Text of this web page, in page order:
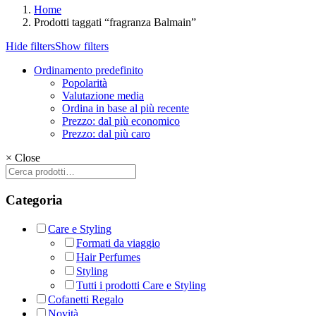
Home
Prodotti taggati “fragranza Balmain”
Hide filtersShow filters
Ordinamento predefinito
Popolarità
Valutazione media
Ordina in base al più recente
Prezzo: dal più economico
Prezzo: dal più caro
× Close
Cerca:
Categoria
Care e Styling
Formati da viaggio
Hair Perfumes
Styling
Tutti i prodotti Care e Styling
Cofanetti Regalo
Novità